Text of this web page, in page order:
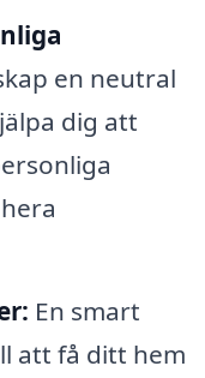
en neutral
dig att
En smart
att få ditt hem